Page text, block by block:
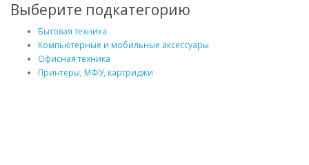
Выберите подкатегорию
Бытовая техника
Компьютерные и мобильные аксессуары
Офисная техника
Принтеры, МФУ, картриджи